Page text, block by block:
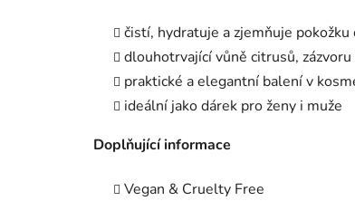
čistí, hydratuje a zjemňuje
dlouhotrvající vůně citrusů,
praktické a elegantní balení v
ideální jako dárek pro ženy i muže
Doplňující informace
Vegan & Cruelty Free